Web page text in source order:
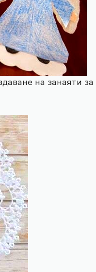
на занаяти за